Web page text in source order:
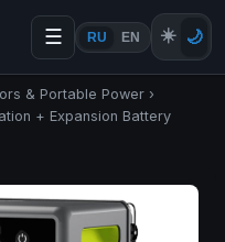
☰ RU EN ☀️ 🌙
& Portable Power ›
+ Expansion Battery